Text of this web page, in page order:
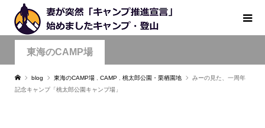
東海のCAMP場
blog 東海のCAMP場 CAMP 桃太郎公園・栗栖園地
みーの見た、一周年
記念キャンプ「桃太郎公園キャンプ場」